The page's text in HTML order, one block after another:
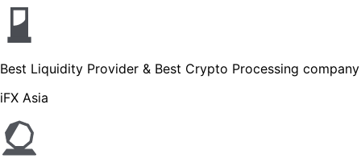
Best Liquidity Provider & Best Crypto Processing company
iFX Asia